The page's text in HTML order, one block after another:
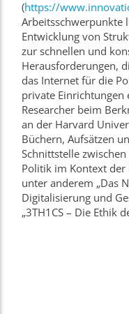
(https://
Arbeitsschwerpunkte
Entwicklung von
zur schnellen und
Herausforderungen,
das Internet für die
private Einrichtungen
Researcher beim
an der Harvard
Büchern, Aufsätzen
Schnittstelle
Politik im Kontext
unter anderem „Das
Digitalisierung und
„3TH1CS – Die Ethik